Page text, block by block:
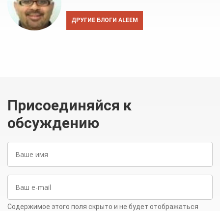
ДРУГИЕ БЛОГИ ALEEM
Присоединяйся к
обсуждению
имя
mail
Содержимое этого поля скрыто и не будет отображаться